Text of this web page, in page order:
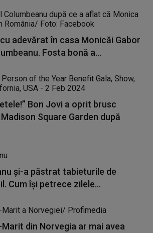
adevărat în casa Monicăi Gabor
Fosta bonă a...
Bon Jovi a oprit brusc
Square Garden după
și-a păstrat tabieturile de
Cum își petrece zilele...
din Norvegia ar mai avea